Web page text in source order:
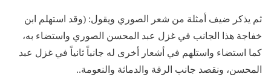
ثم يذكر ضيف أمثلة من شعر الصوري ويقول: (وقد استهلم ابن
خفاجة هذا الجانب في غزل عبد المحسن الصوري واستضاء به،
كما استضاء واستلهم في أشعار أخرى له جانباً ثانياً في غزل عبد
المحسن، ونقصد جانب الرقة والدماثة والنعومة..